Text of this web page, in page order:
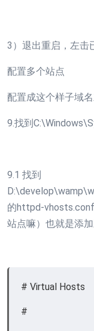
3）退出重启，左击
配置多个站点
配置成这个样子域
9.找到
9.1 找到
的httpd-
站点嘛）也就是添
# Virtual Hosts
#